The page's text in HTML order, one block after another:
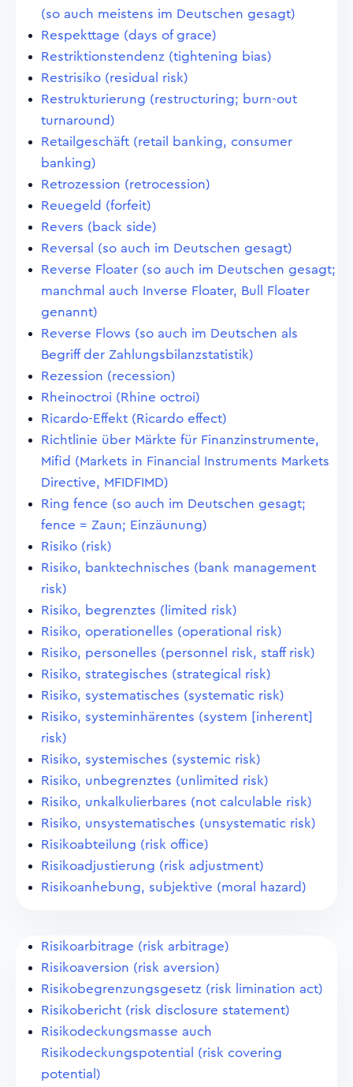
(so auch meistens im Deutschen gesagt)
Respekttage (days of grace)
Restriktionstendenz (tightening bias)
Restrisiko (residual risk)
Restrukturierung (restructuring; burn-out
turnaround)
Retailgeschäft (retail banking, consumer
banking)
Retrozession (retrocession)
Reuegeld (forfeit)
Revers (back side)
Reversal (so auch im Deutschen gesagt)
Reverse Floater (so auch im Deutschen gesagt;
manchmal auch Inverse Floater, Bull Floater
genannt)
Reverse Flows (so auch im Deutschen als
Begriff der Zahlungsbilanzstatistik)
Rezession (recession)
Rheinoctroi (Rhine octroi)
Ricardo-Effekt (Ricardo effect)
Richtlinie über Märkte für Finanzinstrumente,
Mifid (Markets in Financial Instruments Markets
Directive, MFIDFIMD)
Ring fence (so auch im Deutschen gesagt;
fence = Zaun; Einzäunung)
Risiko (risk)
Risiko, banktechnisches (bank management
risk)
Risiko, begrenztes (limited risk)
Risiko, operationelles (operational risk)
Risiko, personelles (personnel risk, staff risk)
Risiko, strategisches (strategical risk)
Risiko, systematisches (systematic risk)
Risiko, systeminhärentes (system [inherent]
risk)
Risiko, systemisches (systemic risk)
Risiko, unbegrenztes (unlimited risk)
Risiko, unkalkulierbares (not calculable risk)
Risiko, unsystematisches (unsystematic risk)
Risikoabteilung (risk office)
Risikoadjustierung (risk adjustment)
Risikoanhebung, subjektive (moral hazard)
Risikoarbitrage (risk arbitrage)
Risikoaversion (risk aversion)
Risikobegrenzungsgesetz (risk limination act)
Risikobericht (risk disclosure statement)
Risikodeckungsmasse auch
Risikodeckungspotential (risk covering
potential)